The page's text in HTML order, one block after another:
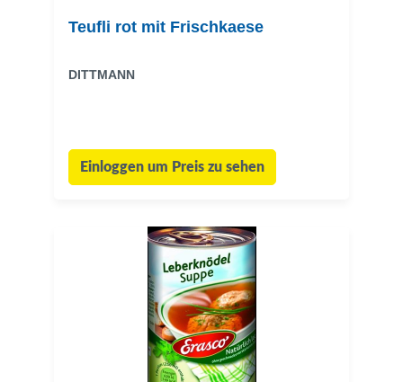
Teufli rot mit Frischkaese
DITTMANN
Einloggen um Preis zu sehen